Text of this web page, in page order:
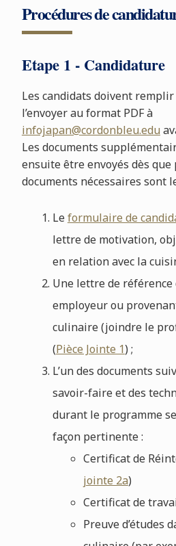
Procédures de
Etape 1 - Candidature
Les candidats doivent
l’envoyer au format PDF à
infojapan@cordonbleu.edu
Les documents
ensuite être envoyés dès que
documents nécessaires sont
Leformulaire de
lettre de motivation,
en relation avec la
Une lettre de référence
employeur ou
culinaire (joindre le
(Pièce Jointe 1) ;
L’un des documents
savoir-faire et des
durant le programme
façon pertinente :
Certificat de
jointe 2a)
Certificat de
Preuve d’études